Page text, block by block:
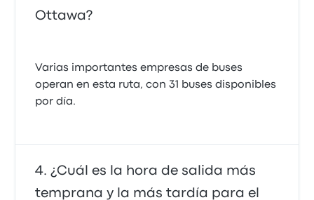
Ottawa?
Varias importantes empresas de buses
operan en esta ruta, con 31 buses disponibles
por día.
¿Cuál es la hora de salida más
temprana y la más tardía para el